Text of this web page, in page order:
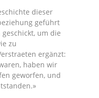
dieser
geführt
um die
zu
ergänzt:
haben wir
geworfen, und